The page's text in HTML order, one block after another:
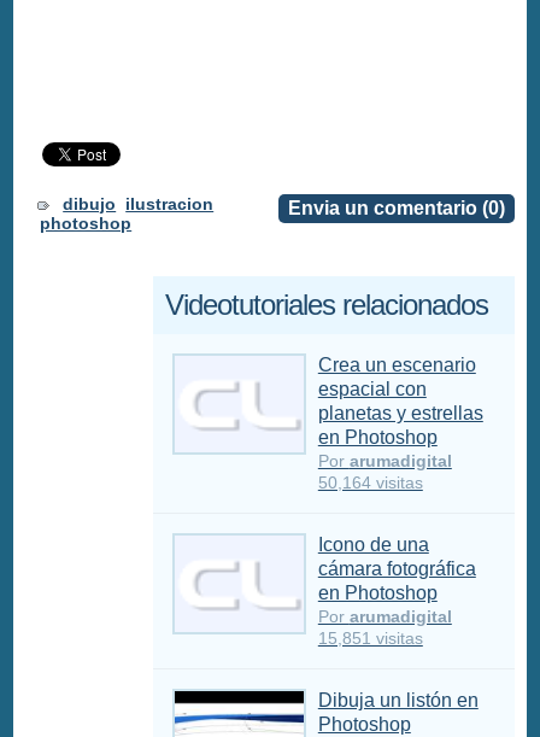
Envia un comentario (0)
dibujo
ilustracion
photoshop
Videotutoriales relacionados
Crea un escenario
espacial con
planetas y estrellas
en Photoshop
Por arumadigital
50,164 visitas
Icono de una
cámara fotográfica
en Photoshop
Por arumadigital
15,851 visitas
Dibuja un listón en
Photoshop